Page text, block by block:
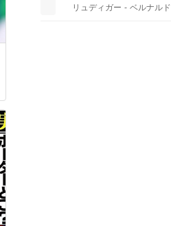
リュディガー ベルナルド